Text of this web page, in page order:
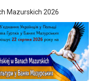
Mazurskich 2026